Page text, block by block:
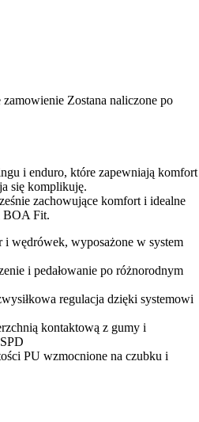
zamowienie Zostana naliczone po
i enduro, które zapewniają komfort
się komplikuję.
zachowujące komfort i idealne
BOA Fit.
wędrówek, wyposażone w system
i pedałowanie po różnorodnym
regulacja dzięki systemowi
kontaktową z gumy i
PU wzmocnione na czubku i